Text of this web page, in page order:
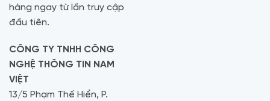
hàng ngay từ lần truy cập
đầu tiên.
CÔNG TY TNHH CÔNG
NGHỆ THÔNG TIN NAM
VIỆT
13/5 Phạm Thế Hiển, P.